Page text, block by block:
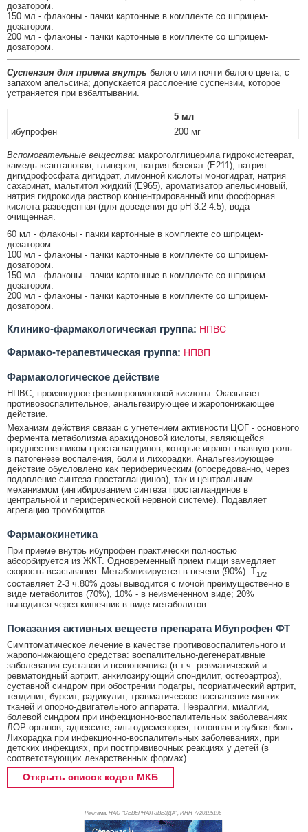
дозатором.
150 мл - флаконы - пачки картонные в комплекте со шприцем-
дозатором.
200 мл - флаконы - пачки картонные в комплекте со шприцем-
дозатором.
Суспензия для приема внутрь белого или почти белого цвета, с
запахом апельсина; допускается расслоение суспензии, которое
устраняется при взбалтывании.
5 мл
ибупрофен
200 мг
Вспомогательные вещества: макроголглицерила гидроксистеарат,
камедь ксантановая, глицерол, натрия бензоат (Е211), натрия
дигидрофосфата дигидрат, лимонной кислоты моногидрат, натрия
сахаринат, мальтитол жидкий (Е965), ароматизатор апельсиновый,
натрия гидроксида раствор концентрированный или фосфорная
кислота разведенная (для доведения до рН 3.2-4.5), вода
очищенная.
60 мл - флаконы - пачки картонные в комплекте со шприцем-
дозатором.
100 мл - флаконы - пачки картонные в комплекте со шприцем-
дозатором.
150 мл - флаконы - пачки картонные в комплекте со шприцем-
дозатором.
200 мл - флаконы - пачки картонные в комплекте со шприцем-
дозатором.
Клинико-фармакологическая группа: НПВС
Фармако-терапевтическая группа: НПВП
Фармакологическое действие
НПВС, производное фенилпропионовой кислоты. Оказывает
противовоспалительное, анальгезирующее и жаропонижающее
действие.
Механизм действия связан с угнетением активности ЦОГ - основного
фермента метаболизма арахидоновой кислоты, являющейся
предшественником простагландинов, которые играют главную роль
в патогенезе воспаления, боли и лихорадки. Анальгезирующее
действие обусловлено как периферическим (опосредованно, через
подавление синтеза простагландинов), так и центральным
механизмом (ингибированием синтеза простагландинов в
центральной и периферической нервной системе). Подавляет
агрегацию тромбоцитов.
Фармакокинетика
При приеме внутрь ибупрофен практически полностью
абсорбируется из ЖКТ. Одновременный прием пищи замедляет
скорость всасывания. Метаболизируется в печени (90%). T1/2
составляет 2-3 ч.80% дозы выводится с мочой преимущественно в
виде метаболитов (70%), 10% - в неизмененном виде; 20%
выводится через кишечник в виде метаболитов.
Показания активных веществ препарата Ибупрофен ФТ
Симптоматическое лечение в качестве противовоспалительного и
жаропонижающего средства: воспалительно-дегенеративные
заболевания суставов и позвоночника (в т.ч. ревматический и
ревматоидный артрит, анкилозирующий спондилит, остеоартроз),
суставной синдром при обострении подагры, псориатический артрит,
тендинит, бурсит, радикулит, травматическое воспаление мягких
тканей и опорно-двигательного аппарата. Невралгии, миалгии,
болевой синдром при инфекционно-воспалительных заболеваниях
ЛОР-органов, аднексите, альгодисменорея, головная и зубная боль.
Лихорадка при инфекционно-воспалительных заболеваниях, при
детских инфекциях, при постпрививочных реакциях у детей (в
соответствующих лекарственных формах).
Открыть список кодов МКБ
Реклама. НАО "СЕВЕРНАЯ ЗВЕЗДА", ИНН 7720185196